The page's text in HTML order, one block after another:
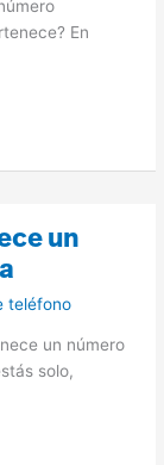
En
un
teléfono
un número
solo,